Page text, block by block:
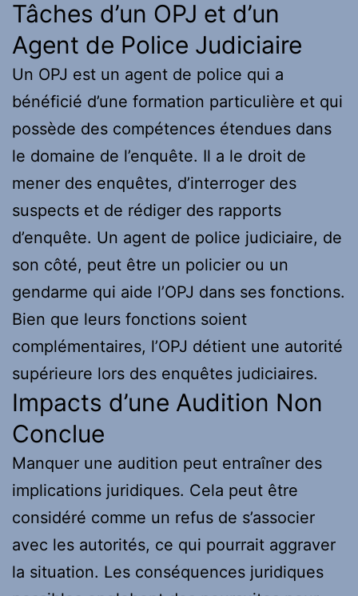
Tâches d’un OPJ et d’un
Agent de Police Judiciaire
Un OPJ est un agent de police qui a
bénéficié d’une formation particulière et qui
possède des compétences étendues dans
le domaine de l’enquête. Il a le droit de
mener des enquêtes, d’interroger des
suspects et de rédiger des rapports
d’enquête. Un agent de police judiciaire, de
son côté, peut être un policier ou un
gendarme qui aide l’OPJ dans ses fonctions.
Bien que leurs fonctions soient
complémentaires, l’OPJ détient une autorité
supérieure lors des enquêtes judiciaires.
Impacts d’une Audition Non
Conclue
Manquer une audition peut entraîner des
implications juridiques. Cela peut être
considéré comme un refus de s’associer
avec les autorités, ce qui pourrait aggraver
la situation. Les conséquences juridiques